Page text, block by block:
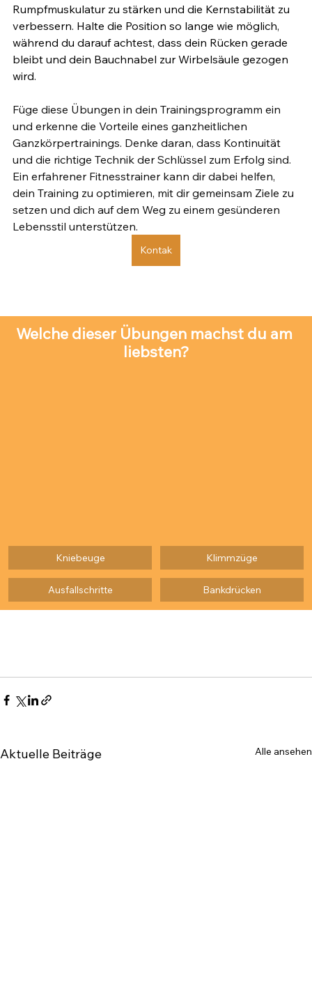
Rumpfmuskulatur zu stärken und die Kernstabilität zu
verbessern. Halte die Position so lange wie möglich,
während du darauf achtest, dass dein Rücken gerade
bleibt und dein Bauchnabel zur Wirbelsäule gezogen
wird.
Füge diese Übungen in dein Trainingsprogramm ein
und erkenne die Vorteile eines ganzheitlichen
Ganzkörpertrainings. Denke daran, dass Kontinuität
und die richtige Technik der Schlüssel zum Erfolg sind.
Ein erfahrener Fitnesstrainer kann dir dabei helfen,
dein Training zu optimieren, mit dir gemeinsam Ziele zu
setzen und dich auf dem Weg zu einem gesünderen
Lebensstil unterstützen.
Kontak
Welche dieser Übungen machst du am
liebsten?
Kniebeuge Klimmzüge
Ausfallschritte Bankdrücken
Aktuelle Beiträge Alle ansehen